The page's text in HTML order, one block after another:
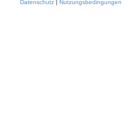
Datenschutz | Nutzungsbedingungen